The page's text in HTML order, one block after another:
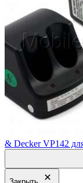
& Decker VP142